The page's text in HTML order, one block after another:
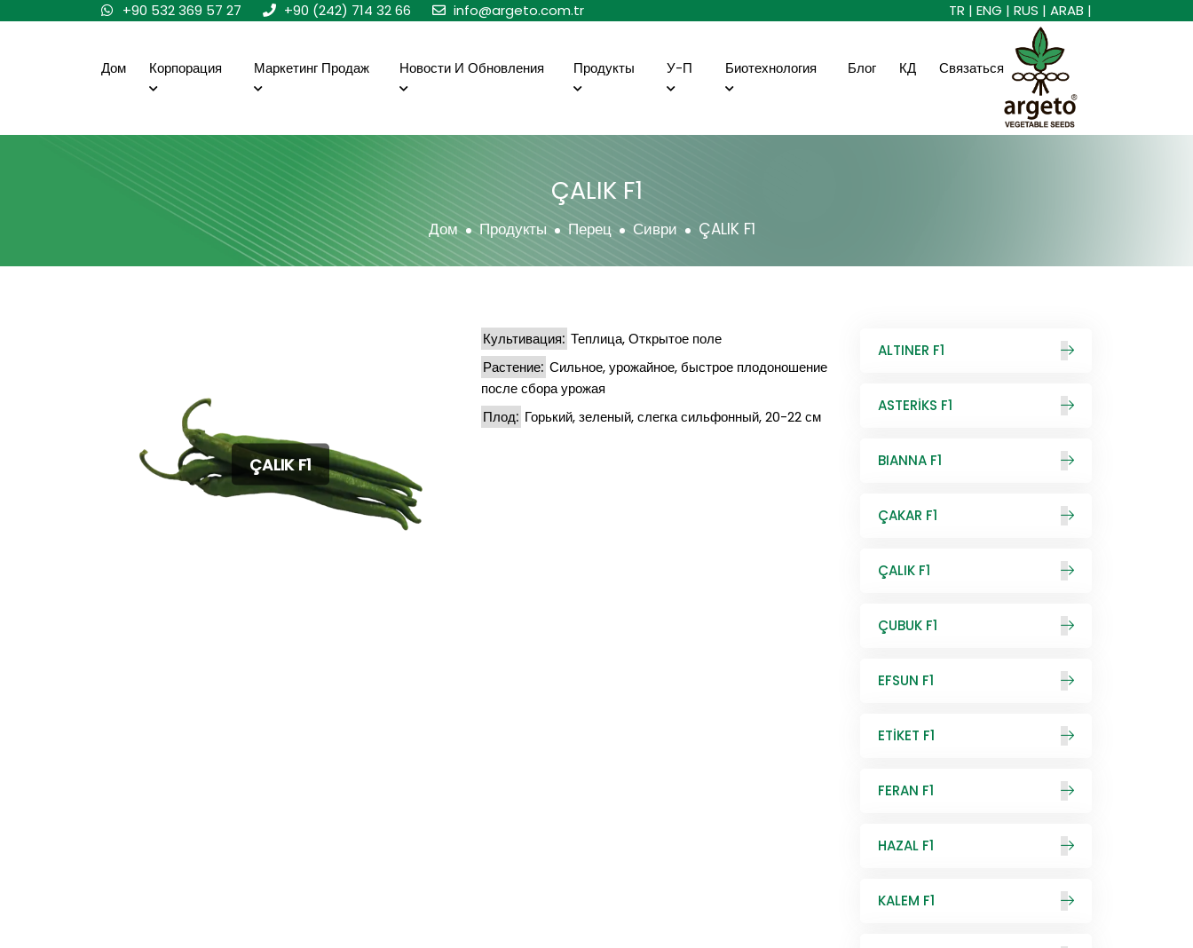
+90 532 369 57 27 +90 (242) 714 32 66 info@argeto.com.tr TR | ENG | RUS | ARAB |
Дом Корпорация Маркетинг Продаж Новости И Обновления Продукты У-П Биотехнология Блог КД Связаться
ÇALIK F1
Дом Продукты Перец Сиври ÇALIK F1
ÇALIK F1
Культивация: Теплица, Открытое поле
Растение: Сильное, урожайное, быстрое плодоношение
после сбора урожая
Плод: Горький, зеленый, слегка сильфонный, 20-22 см
ALTINER F1
ASTERİKS F1
BIANNA F1
ÇAKAR F1
ÇALIK F1
ÇUBUK F1
EFSUN F1
ETİKET F1
FERAN F1
HAZAL F1
KALEM F1